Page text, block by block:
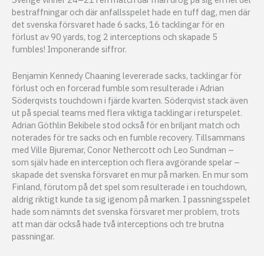
bestraffningar och där anfallsspelet hade en tuff dag, men där
det svenska försvaret hade 6 sacks, 16 tacklingar för en
förlust av 90 yards, tog 2 interceptions och skapade 5
fumbles! Imponerande siffror.
Benjamin Kennedy Chaaning levererade sacks, tacklingar för
förlust och en forcerad fumble som resulterade i Adrian
Söderqvists touchdown i fjärde kvarten. Söderqvist stack även
ut på special teams med flera viktiga tacklingar i returspelet.
Adrian Göthlin Bekibele stod också för en briljant match och
noterades för tre sacks och en fumble recovery. Tillsammans
med Ville Bjuremar, Conor Nethercott och Leo Sundman –
som själv hade en interception och flera avgörande spelar –
skapade det svenska försvaret en mur på marken. En mur som
Finland, förutom på det spel som resulterade i en touchdown,
aldrig riktigt kunde ta sig igenom på marken. I passningsspelet
hade som nämnts det svenska försvaret mer problem, trots
att man där också hade två interceptions och tre brutna
passningar.